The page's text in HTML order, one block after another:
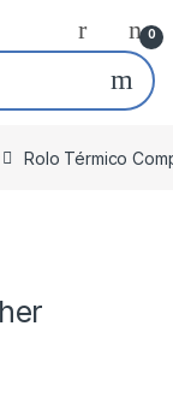
0
Rolo Térmico